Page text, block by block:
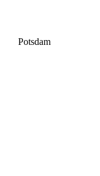
Potsdam